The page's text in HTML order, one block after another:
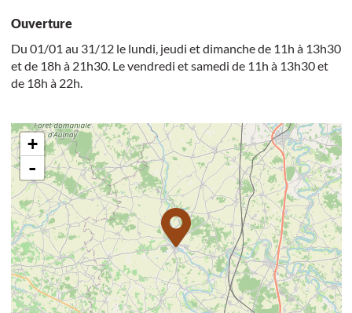
Ouverture
Du 01/01 au 31/12 le lundi, jeudi et dimanche de 11h à 13h30
et de 18h à 21h30. Le vendredi et samedi de 11h à 13h30 et
de 18h à 22h.
+
-